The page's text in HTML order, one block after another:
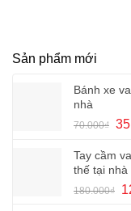
Sản phẩm mới
Bánh xe
nhà
70.000₫
Giá
là:
Tay cầm
thế tại nhà
180.000₫